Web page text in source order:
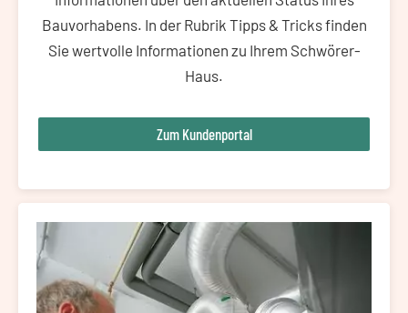
Bauvorhabens. In der Rubrik Tipps & Tricks finden
Sie wertvolle Informationen zu Ihrem Schwörer-
Haus.
Zum Kundenportal